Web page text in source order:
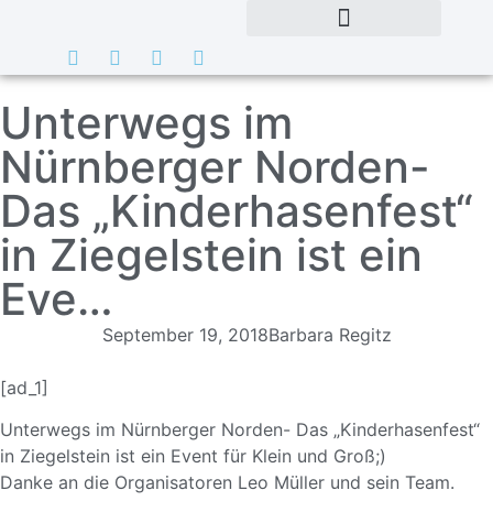
Unterwegs im
Nürnberger Norden-
Das „Kinderhasenfest“
in Ziegelstein ist ein
Eve…
September 19, 2018Barbara Regitz
[ad_1]
Unterwegs im Nürnberger Norden- Das „Kinderhasenfest“
in Ziegelstein ist ein Event für Klein und Groß;)
Danke an die Organisatoren Leo Müller und sein Team.